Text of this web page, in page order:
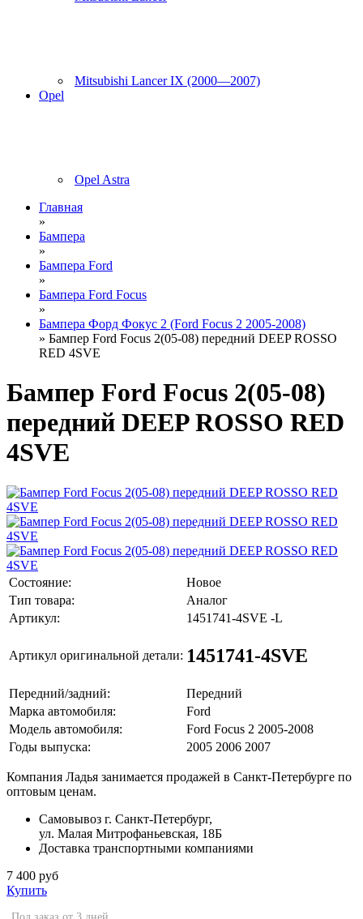
Mitsubishi Lancer IX (2000—2007)
Opel
Opel Astra
Главная
»
Бампера
»
Бампера Ford
»
Бампера Ford Focus
»
Бампера Форд Фокус 2 (Ford Focus 2 2005-2008)
» Бампер Ford Focus 2(05-08) передний DEEP ROSSO
RED 4SVE
Бампер Ford Focus 2(05-08)
передний DEEP ROSSO RED
4SVE
Состояние:
Новое
Тип товара:
Аналог
Артикул:
1451741-4SVE -L
Артикул оригинальной детали: 1451741-4SVE
Передний/задний:
Передний
Марка автомобиля:
Ford
Модель автомобиля:
Ford Focus 2 2005-2008
Годы выпуска:
2005 2006 2007
Компания Ладья занимается продажей в Санкт-Петербурге по
оптовым ценам.
Самовывоз г. Санкт-Петербург,
ул. Малая Митрофаньевская, 18Б
Доставка транспортными компаниями
7 400 руб
Купить